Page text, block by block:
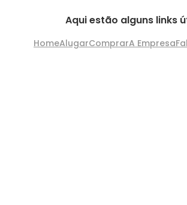
Aqui estão alguns links
HomeAlugarComprarA Empresa